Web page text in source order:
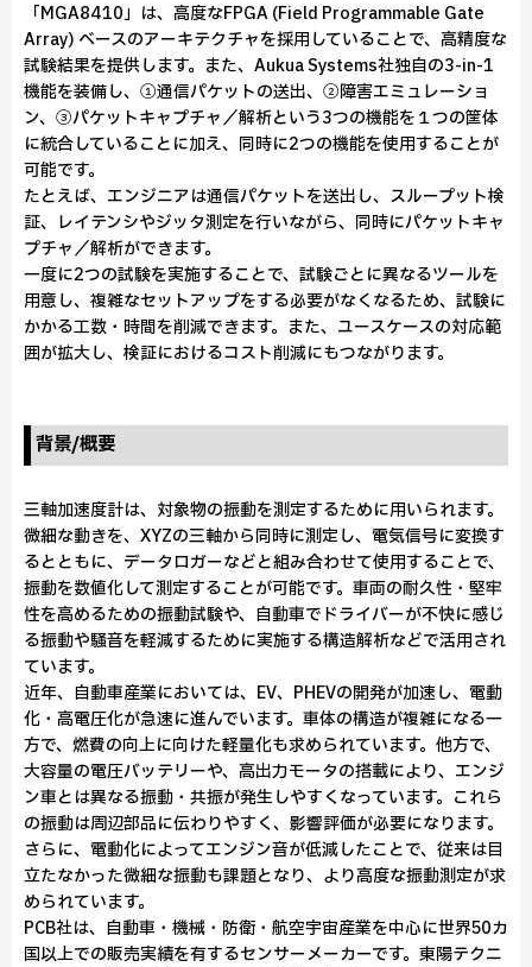
「MGA8410」は、高度なFPGA (Field Programmable Gate
Array) ベースのアーキテクチャを採用していることで、高精度な
試験結果を提供します。また、Aukua Systems社独自の3-in-1
機能を装備し、①通信パケットの送出、②障害エミュレーショ
ン、③パケットキャプチャ／解析という3つの機能を１つの筐体
に統合していることに加え、同時に2つの機能を使用することが
可能です。
たとえば、エンジニアは通信パケットを送出し、スループット検
証、レイテンシやジッタ測定を行いながら、同時にパケットキャ
プチャ／解析ができます。
一度に2つの試験を実施することで、試験ごとに異なるツールを
用意し、複雑なセットアップをする必要がなくなるため、試験に
かかる工数・時間を削減できます。また、ユースケースの対応範
囲が拡大し、検証におけるコスト削減にもつながります。
背景/概要
三軸加速度計は、対象物の振動を測定するために用いられます。
微細な動きを、XYZの三軸から同時に測定し、電気信号に変換す
るとともに、データロガーなどと組み合わせて使用することで、
振動を数値化して測定することが可能です。車両の耐久性・堅牢
性を高めるための振動試験や、自動車でドライバーが不快に感じ
る振動や騒音を軽減するために実施する構造解析などで活用され
ています。
近年、自動車産業においては、EV、PHEVの開発が加速し、電動
化・高電圧化が急速に進んでいます。車体の構造が複雑になる一
方で、燃費の向上に向けた軽量化も求められています。他方で、
大容量の電圧バッテリーや、高出力モータの搭載により、エンジ
ン車とは異なる振動・共振が発生しやすくなっています。これら
の振動は周辺部品に伝わりやすく、影響評価が必要になります。
さらに、電動化によってエンジン音が低減したことで、従来は目
立たなかった微細な振動も課題となり、より高度な振動測定が求
められています。
PCB社は、自動車・機械・防衛・航空宇宙産業を中心に世界50カ
国以上での販売実績を有するセンサーメーカーです。東陽テクニ